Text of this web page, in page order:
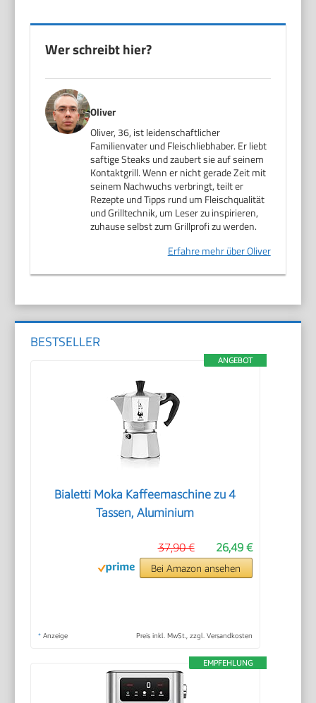
Wer schreibt hier?
Oliver
Oliver, 36, ist leidenschaftlicher
Familienvater und Fleischliebhaber. Er liebt
saftige Steaks und zaubert sie auf seinem
Kontaktgrill. Wenn er nicht gerade Zeit mit
seinem Nachwuchs verbringt, teilt er
Rezepte und Tipps rund um Fleischqualität
und Grilltechnik, um Leser zu inspirieren,
zuhause selbst zum Grillprofi zu werden.
Erfahre mehr über Oliver
BESTSELLER
ANGEBOT
Bialetti Moka Kaffeemaschine zu 4
Tassen, Aluminium
26,49 €
37,90 €
Bei Amazon ansehen
* Anzeige Preis inkl. MwSt., zzgl. Versandkosten
EMPFEHLUNG